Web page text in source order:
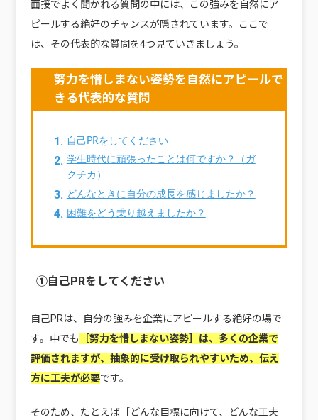
面接でよく聞かれる質問の中には、この強みを自然にア
ピールする絶好のチャンスが隠されています。ここで
は、その代表的な質問を4つ見ていきましょう。
努力を惜しまない姿勢を自然にアピールで
きる代表的な質問
自己PRをしてください
学生時代に頑張ったことは何ですか？（ガ
クチカ）
どんなときに自分の成長を感じましたか？
困難をどう乗り越えましたか？
①自己PRをしてください
自己PRは、自分の強みを企業にアピールする絶好の場で
す。中でも ［努力を惜しまない姿勢］は、多くの企業で
評価されますが、抽象的に受け取られやすいため、伝え
方に工夫が必要です。
そのため、たとえば［どんな目標に向けて、どんな工夫